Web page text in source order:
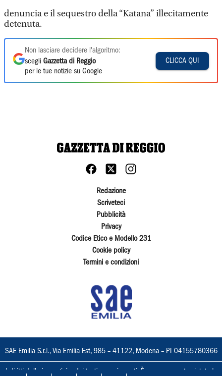
denuncia e il sequestro della “Katana” illecitamente
detenuta.
Non lasciare decidere l'algoritmo:
scegli Gazzetta di Reggio
per le tue notizie su Google
CLICCA QUI
Redazione
Scriveteci
Pubblicità
Privacy
Codice Etico e Modello 231
Cookie policy
Termini e condizioni
SAE Emilia S.r.l., Via Emilia Est, 985 – 41122, Modena – PI 04155780366
I diritti delle immagini e dei testi sono riservati. È espressamente vietata la